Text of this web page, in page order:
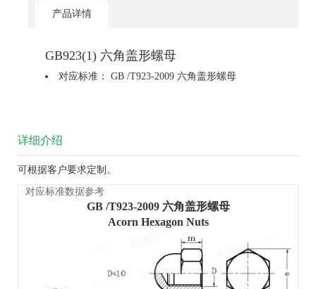
产品详情
GB923(1) 六角盖形螺母
对应标准： GB /T923-2009 六角盖形螺母
详细介绍
可根据客户要求定制。
对应标准数据参考
GB /T923-2009 六角盖形螺母
Acorn Hexagon Nuts